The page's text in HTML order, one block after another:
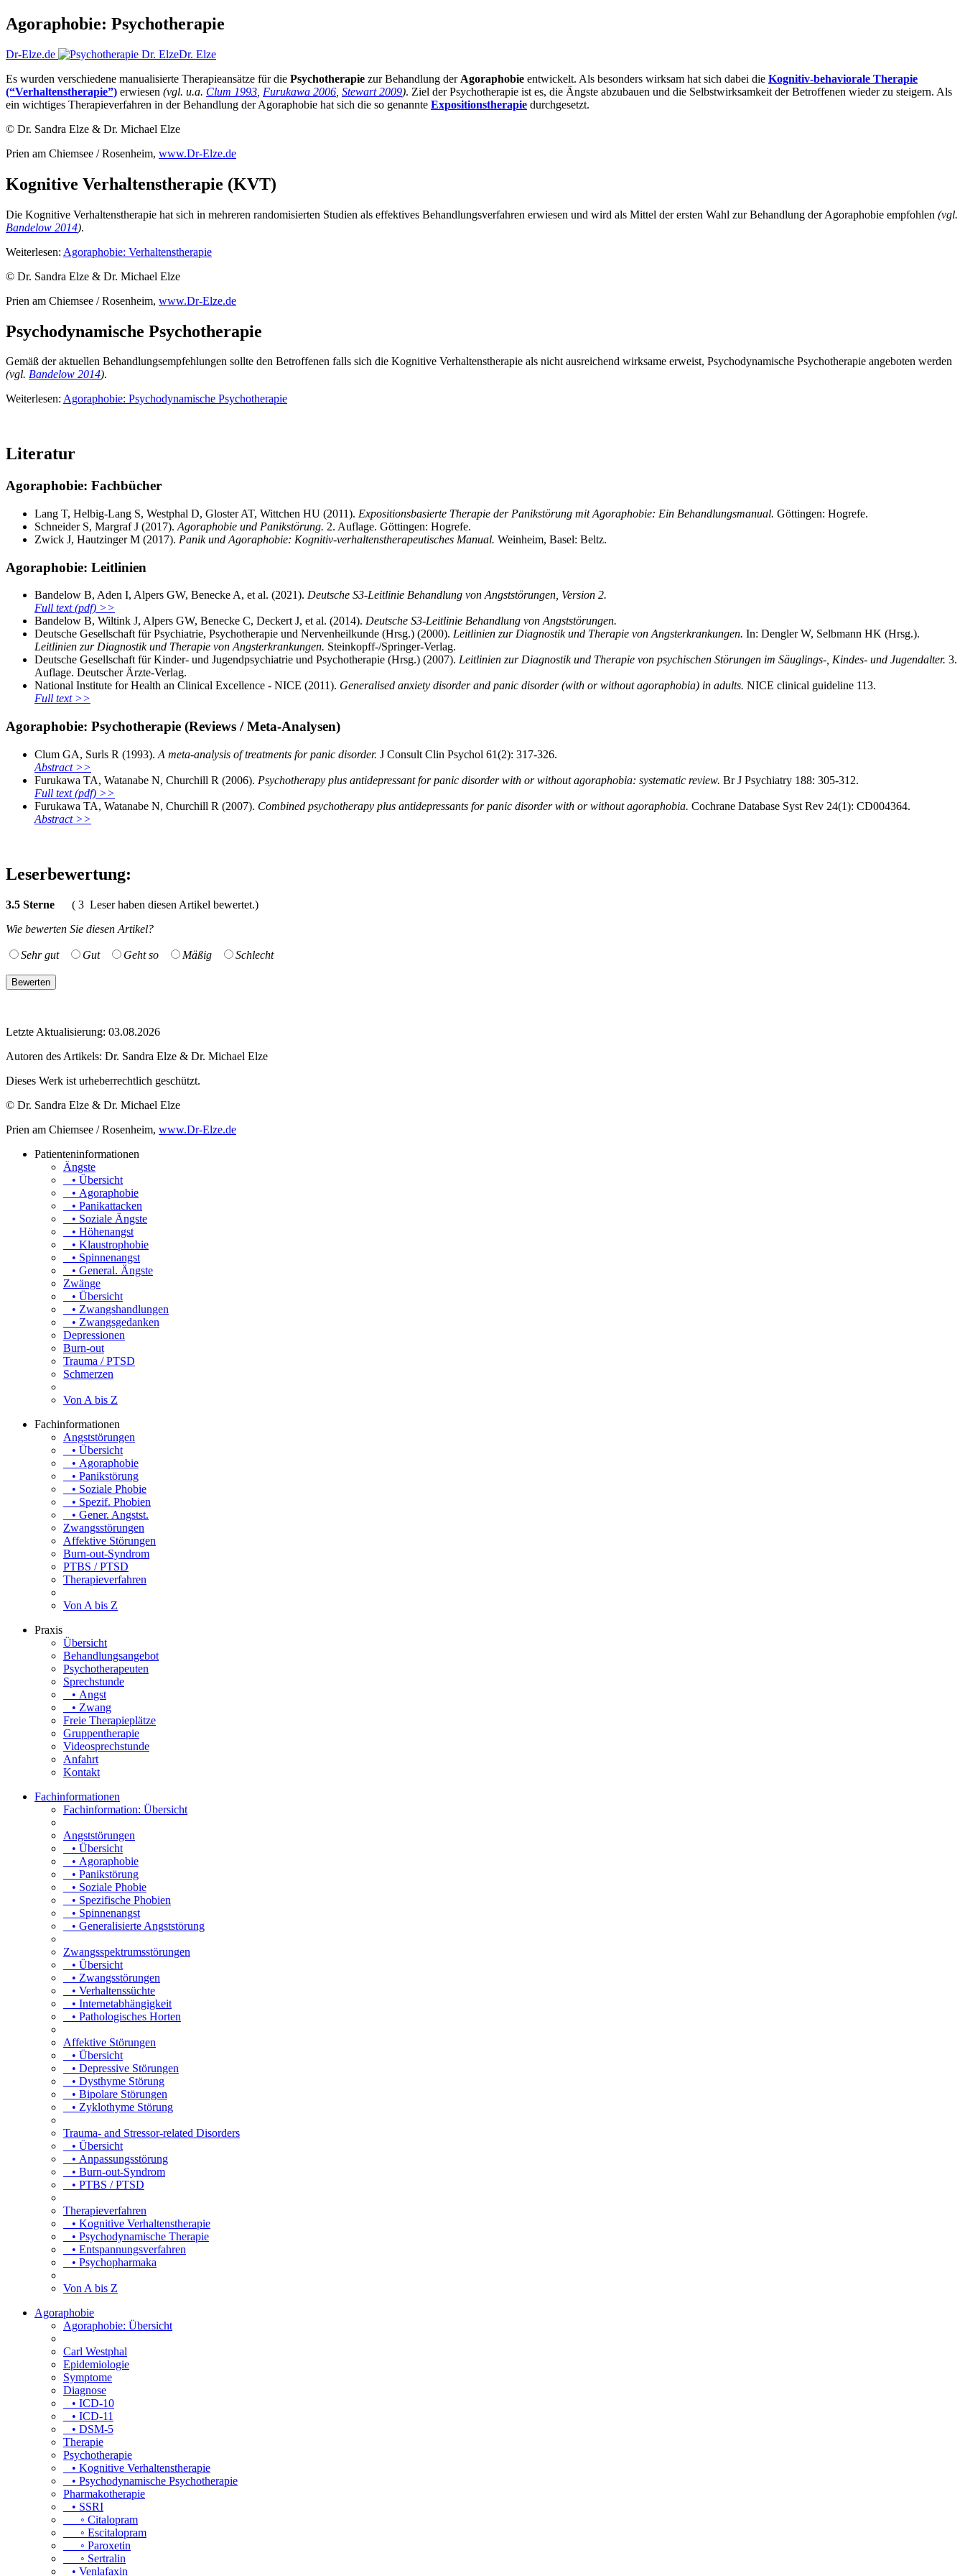
Agoraphobie: Psychotherapie
Dr-Elze.de
Dr. Elze
Es wurden verschiedene manualisierte Therapieansätze für die Psychotherapie zur Behandlung der Agoraphobie entwickelt. Als besonders wirksam hat sich dabei die Kognitiv-behaviorale Therapie
(“Verhaltenstherapie”) erwiesen (vgl. u.a. Clum 1993 Furukawa 2006 Stewart 2009). Ziel der Psychotherapie ist es, die Ängste abzubauen und die Selbstwirksamkeit der Betroffenen wieder zu steigern. Als
ein wichtiges Therapieverfahren in der Behandlung der Agoraphobie hat sich die so genannte Expositionstherapie durchgesetzt.
© Dr. Sandra Elze & Dr. Michael Elze
Prien am Chiemsee / Rosenheim, www.Dr-Elze.de
Kognitive Verhaltenstherapie (KVT)
Die Kognitive Verhaltenstherapie hat sich in mehreren randomisierten Studien als effektives Behandlungsverfahren erwiesen und wird als Mittel der ersten Wahl zur Behandlung der Agoraphobie empfohlen (vgl.
Bandelow 2014).
Weiterlesen: Agoraphobie: Verhaltenstherapie
© Dr. Sandra Elze & Dr. Michael Elze
Prien am Chiemsee / Rosenheim, www.Dr-Elze.de
Psychodynamische Psychotherapie
Gemäß der aktuellen Behandlungsempfehlungen sollte den Betroffenen falls sich die Kognitive Verhaltenstherapie als nicht ausreichend wirksame erweist, Psychodynamische Psychotherapie angeboten werden
(vgl. Bandelow 2014).
Weiterlesen: Agoraphobie: Psychodynamische Psychotherapie
Literatur
Agoraphobie: Fachbücher
Lang T, Helbig-Lang S, Westphal D, Gloster AT, Wittchen HU (2011). Expositionsbasierte Therapie der Panikstörung mit Agoraphobie: Ein Behandlungsmanual. Göttingen: Hogrefe.
Schneider S, Margraf J (2017). Agoraphobie und Panikstörung. 2. Auflage. Göttingen: Hogrefe.
Zwick J, Hautzinger M (2017). Panik und Agoraphobie: Kognitiv-verhaltenstherapeutisches Manual. Weinheim, Basel: Beltz.
Agoraphobie: Leitlinien
Bandelow B, Aden I, Alpers GW, Benecke A, et al. (2021). Deutsche S3-Leitlinie Behandlung von Angststörungen, Version 2.
Full text (pdf) >>
Bandelow B, Wiltink J, Alpers GW, Benecke C, Deckert J, et al. (2014). Deutsche S3-Leitlinie Behandlung von Angststörungen.
Deutsche Gesellschaft für Psychiatrie, Psychotherapie und Nervenheilkunde (Hrsg.) (2000). Leitlinien zur Diagnostik und Therapie von Angsterkrankungen. In: Dengler W, Selbmann HK (Hrsg.).
Leitlinien zur Diagnostik und Therapie von Angsterkrankungen. Steinkopff-/Springer-Verlag.
Deutsche Gesellschaft für Kinder- und Jugendpsychiatrie und Psychotherapie (Hrsg.) (2007). Leitlinien zur Diagnostik und Therapie von psychischen Störungen im Säuglings-, Kindes- und Jugendalter. 3.
Auflage. Deutscher Ärzte-Verlag.
National Institute for Health an Clinical Excellence - NICE (2011). Generalised anxiety disorder and panic disorder (with or without agoraphobia) in adults. NICE clinical guideline 113.
Full text >>
Agoraphobie: Psychotherapie (Reviews / Meta-Analysen)
Clum GA, Surls R (1993). A meta-analysis of treatments for panic disorder. J Consult Clin Psychol 61(2): 317-326.
Abstract >>
Furukawa TA, Watanabe N, Churchill R (2006). Psychotherapy plus antidepressant for panic disorder with or without agoraphobia: systematic review. Br J Psychiatry 188: 305-312.
Full text (pdf) >>
Furukawa TA, Watanabe N, Churchill R (2007). Combined psychotherapy plus antidepressants for panic disorder with or without agoraphobia. Cochrane Database Syst Rev 24(1): CD004364.
Abstract >>
Leserbewertung:
3.5 Sterne ( 3 Leser haben diesen Artikel bewertet.)
Wie bewerten Sie diesen Artikel?
Sehr gut Gut Geht so Mäßig Schlecht
Letzte Aktualisierung: 03.08.2026
Autoren des Artikels: Dr. Sandra Elze & Dr. Michael Elze
Dieses Werk ist urheberrechtlich geschützt.
© Dr. Sandra Elze & Dr. Michael Elze
Prien am Chiemsee / Rosenheim, www.Dr-Elze.de
Patienteninformationen
Ängste
• Übersicht
• Agoraphobie
• Panikattacken
• Soziale Ängste
• Höhenangst
• Klaustrophobie
• Spinnenangst
• General. Ängste
Zwänge
• Übersicht
• Zwangshandlungen
• Zwangsgedanken
Depressionen
Burn-out
Trauma / PTSD
Schmerzen
Von A bis Z
Fachinformationen
Angststörungen
• Übersicht
• Agoraphobie
• Panikstörung
• Soziale Phobie
• Spezif. Phobien
• Gener. Angstst.
Zwangsstörungen
Affektive Störungen
Burn-out-Syndrom
PTBS / PTSD
Therapieverfahren
Von A bis Z
Praxis
Übersicht
Behandlungsangebot
Psychotherapeuten
Sprechstunde
• Angst
• Zwang
Freie Therapieplätze
Gruppentherapie
Videosprechstunde
Anfahrt
Kontakt
Fachinformationen
Fachinformation: Übersicht
Angststörungen
• Übersicht
• Agoraphobie
• Panikstörung
• Soziale Phobie
• Spezifische Phobien
• Spinnenangst
• Generalisierte Angststörung
Zwangsspektrumsstörungen
• Übersicht
• Zwangsstörungen
• Verhaltenssüchte
• Internetabhängigkeit
• Pathologisches Horten
Affektive Störungen
• Übersicht
• Depressive Störungen
• Dysthyme Störung
• Bipolare Störungen
• Zyklothyme Störung
Trauma- and Stressor-related Disorders
• Übersicht
• Anpassungsstörung
• Burn-out-Syndrom
• PTBS / PTSD
Therapieverfahren
• Kognitive Verhaltenstherapie
• Psychodynamische Therapie
• Entspannungsverfahren
• Psychopharmaka
Von A bis Z
Agoraphobie
Agoraphobie: Übersicht
Carl Westphal
Epidemiologie
Symptome
Diagnose
• ICD-10
• ICD-11
• DSM-5
Therapie
Psychotherapie
• Kognitive Verhaltenstherapie
• Psychodynamische Psychotherapie
Pharmakotherapie
• SSRI
◦ Citalopram
◦ Escitalopram
◦ Paroxetin
◦ Sertralin
• Venlafaxin